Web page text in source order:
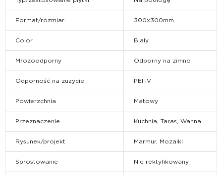
Format/rozmiar 300x300mm
Color Biały
Mrozoodporny Odporny na zimno
Odporność na zużycie PEI IV
Powierzchnia Matowy
Przeznaczenie Kuchnia, Taras, Wanna
Rysunek/projekt Marmur, Mozaiki
Sprostowanie Nie rektyfikowany